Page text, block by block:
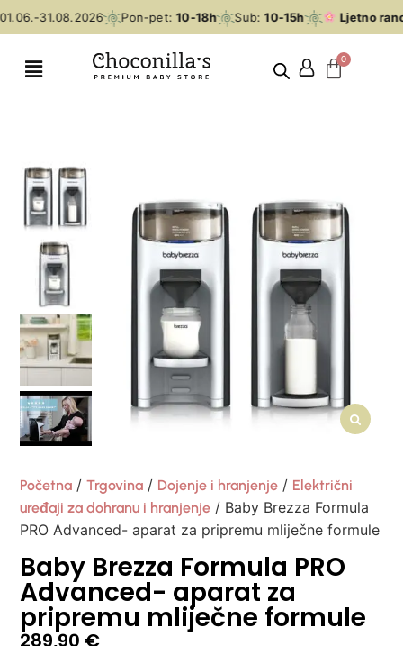
31.08.2026 Pon-pet:10-18h Sub:10-15h Ljetno
Početna /Trgovina / Dojenje i hranjenje / Električni
uređaji za dohranu i hranjenje / Baby Brezza Formula
PRO Advanced- aparat za pripremu mliječne formule
Baby Brezza Formula PRO
Advanced- aparat za
pripremu mliječne formule
289,90 €